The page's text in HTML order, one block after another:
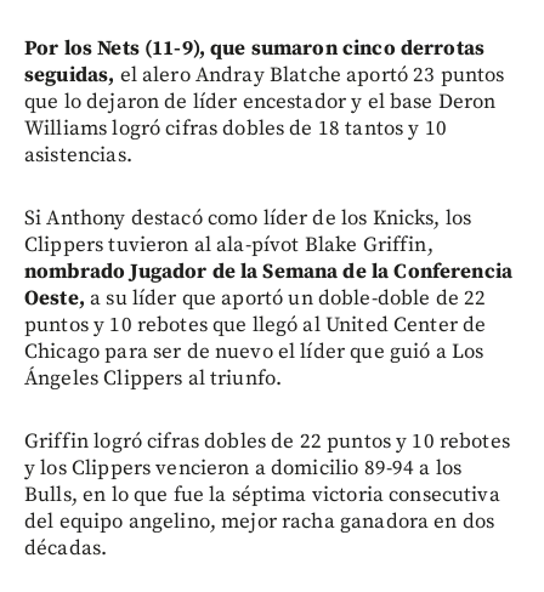
Por los Nets (11-9), que sumaron cinco derrotas
seguidas, el alero Andray Blatche aportó 23 puntos
que lo dejaron de líder encestador y el base Deron
Williams logró cifras dobles de 18 tantos y 10
asistencias.
Si Anthony destacó como líder de los Knicks, los
Clippers tuvieron al ala-pívot Blake Griffin,
nombrado Jugador de la Semana de la Conferencia
Oeste, a su líder que aportó un doble-doble de 22
puntos y 10 rebotes que llegó al United Center de
Chicago para ser de nuevo el líder que guió a Los
Ángeles Clippers al triunfo.
Griffin logró cifras dobles de 22 puntos y 10 rebotes
y los Clippers vencieron a domicilio 89-94 a los
Bulls, en lo que fue la séptima victoria consecutiva
del equipo angelino, mejor racha ganadora en dos
décadas.